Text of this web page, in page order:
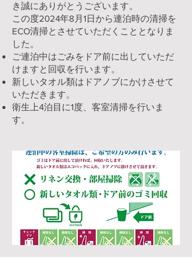
き誠にありがとうございます。
​この度2024年8月1日から連泊時の清掃を
ECO清掃とさせていただくこととなりま
した。
ご連泊中はごみをドア前に出していただ
けますと回収を行います。
新しいタオル類はドアノブにかけさせて
いただきます。
衛生上4泊目に1度、客室清掃を行いま
す。​